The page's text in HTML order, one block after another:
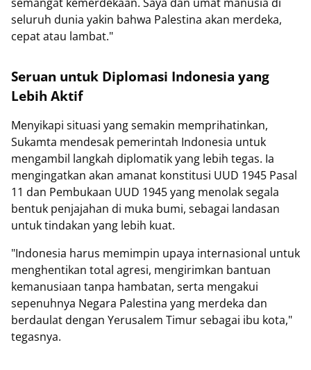
seluruh dunia yakin bahwa Palestina akan merdeka,
cepat atau lambat."
Seruan untuk Diplomasi Indonesia yang
Lebih Aktif
Menyikapi situasi yang semakin memprihatinkan,
Sukamta mendesak pemerintah Indonesia untuk
mengambil langkah diplomatik yang lebih tegas. Ia
mengingatkan akan amanat konstitusi UUD 1945 Pasal
11 dan Pembukaan UUD 1945 yang menolak segala
bentuk penjajahan di muka bumi, sebagai landasan
untuk tindakan yang lebih kuat.
"Indonesia harus memimpin upaya internasional untuk
menghentikan total agresi, mengirimkan bantuan
kemanusiaan tanpa hambatan, serta mengakui
sepenuhnya Negara Palestina yang merdeka dan
berdaulat dengan Yerusalem Timur sebagai ibu kota,"
tegasnya.